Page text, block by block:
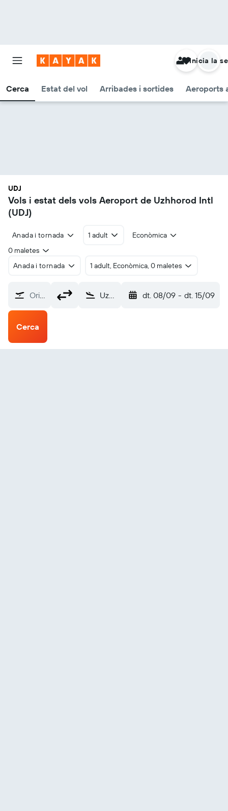
Cerca Estat del vol Arribades i sortides Aeroports
Inicia la
UDJ
Vols i estat dels vols Aeroport de Uzhhorod Intl
(UDJ)
Anada i tornada 1 adult
Econòmica
0 maletes
Anada i tornada
1 adult, Econòmica, 0 maletes
Origen? Uzhhorod Intl (UDJ) dt. 08/09 - dt. 15/09
Cerca